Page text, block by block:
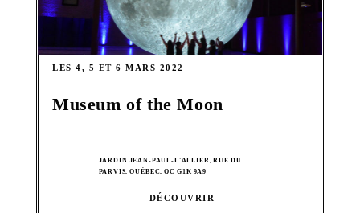
LES 4, 5 ET 6 MARS 2022
Museum of the Moon
JARDIN JEAN-PAUL-L'ALLIER, RUE DU
PARVIS, QUÉBEC, QC G1K 9A9
DÉCOUVRIR